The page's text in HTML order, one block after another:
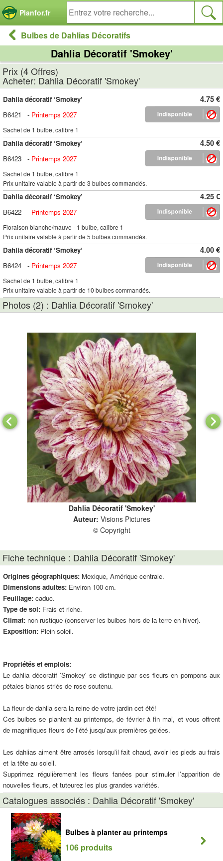
Planfor.fr
Bulbes de Dahlias Décoratifs
Dahlia Décoratif 'Smokey'
Prix (4 Offres)
Acheter: Dahlia Décoratif 'Smokey'
4.75 €
Dahlia décoratif ‘Smokey’
B6421
- Printemps 2027
Sachet de 1 bulbe, calibre 1
4.50 €
Dahlia décoratif ‘Smokey’
B6423
- Printemps 2027
Sachet de 1 bulbe, calibre 1
Prix unitaire valable à partir de 3 bulbes commandés.
4.25 €
Dahlia décoratif ‘Smokey’
B6422
- Printemps 2027
Floraison blanche/mauve - 1 bulbe, calibre 1
Prix unitaire valable à partir de 5 bulbes commandés.
4.00 €
Dahlia décoratif ‘Smokey’
B6424
- Printemps 2027
Sachet de 1 bulbe, calibre 1
Prix unitaire valable à partir de 10 bulbes commandés.
Photos (2) : Dahlia Décoratif 'Smokey'
Dahlia Décoratif 'Smokey'
Auteur: Visions Pictures
© Copyright
Fiche technique : Dahlia Décoratif 'Smokey'
Origines géographiques: Mexique, Amérique centrale.
Dimensions adultes: Environ 100 cm.
Feuillage: caduc.
Type de sol: Frais et riche.
Climat: non rustique (conserver les bulbes hors de la terre en hiver).
Exposition: Plein soleil.
Propriétés et emplois:
Le dahlia décoratif 'Smokey' se distingue par ses fleurs en pompons aux
pétales blancs striés de rose soutenu.
La fleur de dahlia sera la reine de votre jardin cet été!
Ces bulbes se plantent au printemps, de février à fin mai, et vous offrent
de magnifiques fleurs de l'été jusqu'aux premières gelées.
Les dahlias aiment être arrosés lorsqu'il fait chaud, avoir les pieds au frais
et la tête au soleil.
Supprimez régulièrement les fleurs fanées pour stimuler l'apparition de
nouvelles fleurs, et tuteurez les plus grandes variétés.
Catalogues associés : Dahlia Décoratif 'Smokey'
Bulbes à planter au printemps
106 produits
Panneau de gestion des cookies